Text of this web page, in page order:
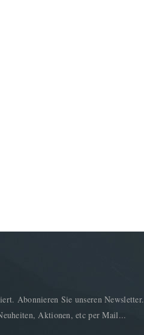
Abonnieren Sie unseren Newsletter.
Aktionen, etc per Mail...